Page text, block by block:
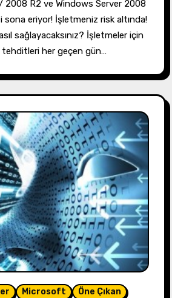
eriyor! İşletmeniz risk altında!
sağlayacaksınız? İşletmeler için
tehditleri her geçen gün…
Microsoft
Öne Çıkan